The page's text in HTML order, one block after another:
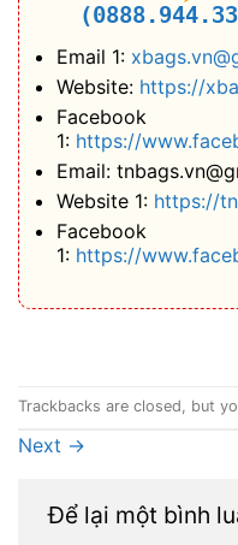
Email 1:
Website: https://
Facebook
1: https://
Email:
Website 1: https://
Facebook
1: https://
Trackbacks are closed, but
Next →
Để lại một bình